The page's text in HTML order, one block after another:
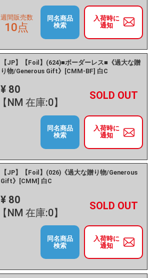
入荷時に
通知
週間販売数
10点
同名商品
検索
【JP】【Foil】(624)■ボーダーレス■《過大な贈
り物/Generous Gift》[CMM-BF] 白C
¥ 80
【NM 在庫:0】
－ +
入荷時に
通知
同名商品
検索
【JP】【Foil】(026)《過大な贈り物/Generous
Gift》[CMM] 白C
¥ 80
【NM 在庫:0】
－ +
入荷時に
通知
同名商品
検索